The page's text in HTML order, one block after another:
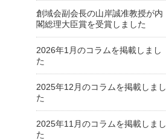
創域会副会長の山岸誠准教授が内
閣総理大臣賞を受賞しました
2026年1月のコラムを掲載しまし
た
2025年12月のコラムを掲載しまし
た
2025年11月のコラムを掲載しまし
た